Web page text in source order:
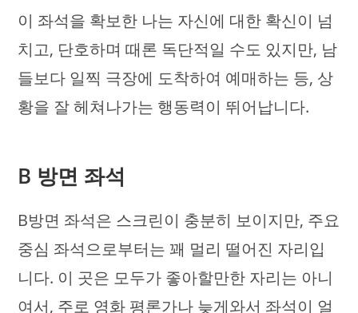
이 좌석을 확보한 나는 자신에 대한 확신이 넘
치고, 단호하며 때론 독단적일 수도 있지만, 남
들보다 일찍 극장에 도착하여 예매하는 등, 상
황을 잘 헤쳐나가는 행동력이 뛰어납니다.
B 방면 좌석
B방면 좌석은 스크린이 충분히 보이지만, 주요
중심 좌석으로부터는 꽤 멀리 떨어진 자리입
니다. 이 곳은 모두가 좋아할만한 자리는 아니
여서, 주로 영화 평론가나 늦게와서 좌석이 얼